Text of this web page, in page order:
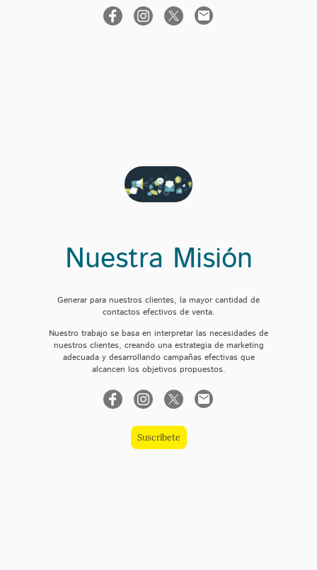
Nuestra Misión
Generar para nuestros clientes, la mayor cantidad de
contactos efectivos de venta.
Nuestro trabajo se basa en interpretar las necesidades de
nuestros clientes, creando una estrategia de marketing
adecuada y desarrollando campañas efectivas que
alcancen los objetivos propuestos.
Suscríbete